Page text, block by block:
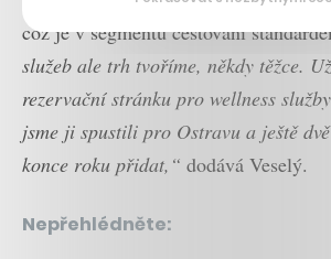
což je v segmentu cestování
služeb ale trh tvoříme, někdy těžce.
rezervační stránku pro wellness
jsme ji spustili pro Ostravu a ještě
konce roku přidat,“ dodává Veselý.
Nepřehlédněte: